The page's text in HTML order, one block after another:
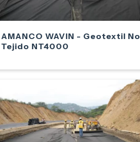
AMANCO WAVIN - Geotextil No
Tejido NT4000